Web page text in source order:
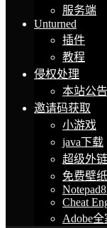
服务端
Unturned
插件
教程
侵权处理
本站公告
邀请码获取
小游戏
java下载
超级外链
免费壁纸
Cheat
Adobe全